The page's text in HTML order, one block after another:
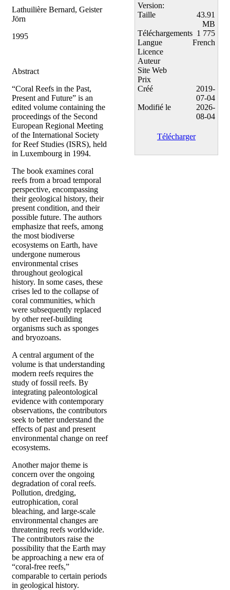
Lathuilière Bernard, Geister
Jörn
1995
Abstract
“Coral Reefs in the Past,
Present and Future” is an
edited volume containing the
proceedings of the Second
European Regional Meeting
of the International Society
for Reef Studies (ISRS), held
in Luxembourg in 1994.
The book examines coral
reefs from a broad temporal
perspective, encompassing
their geological history, their
present condition, and their
possible future. The authors
emphasize that reefs, among
the most biodiverse
ecosystems on Earth, have
undergone numerous
environmental crises
throughout geological
history. In some cases, these
crises led to the collapse of
coral communities, which
were subsequently replaced
by other reef-building
organisms such as sponges
and bryozoans.
A central argument of the
volume is that understanding
modern reefs requires the
study of fossil reefs. By
integrating paleontological
evidence with contemporary
observations, the contributors
seek to better understand the
effects of past and present
environmental change on reef
ecosystems.
Another major theme is
concern over the ongoing
degradation of coral reefs.
Pollution, dredging,
eutrophication, coral
bleaching, and large-scale
environmental changes are
threatening reefs worldwide.
The contributors raise the
possibility that the Earth may
be approaching a new era of
“coral-free reefs,”
comparable to certain periods
in geological history.
Version:
Taille
43.91
MB
Téléchargements 1 775
Langue
French
Licence
Auteur
Site Web
Prix
Créé
2019-
07-04
Modifié le
2026-
08-04
Télécharger